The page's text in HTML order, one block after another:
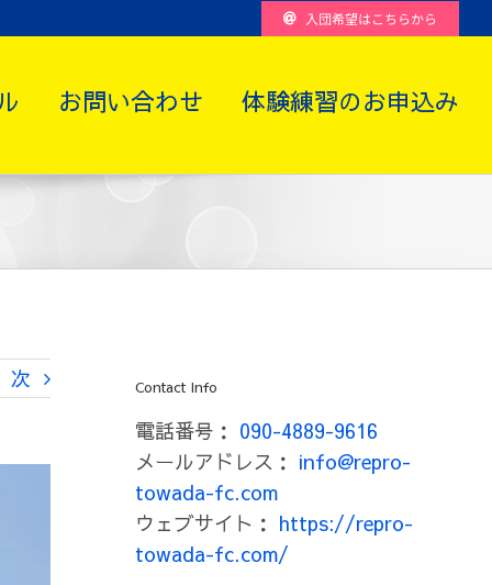
入団希望はこちらから
お問い合わせ 体験練習のお申込み
次 Contact Info
電話番号： 090-4889-9616
メールアドレス： info@repro-
towada-fc.com
ウェブサイト： https://repro-
towada-fc.com/